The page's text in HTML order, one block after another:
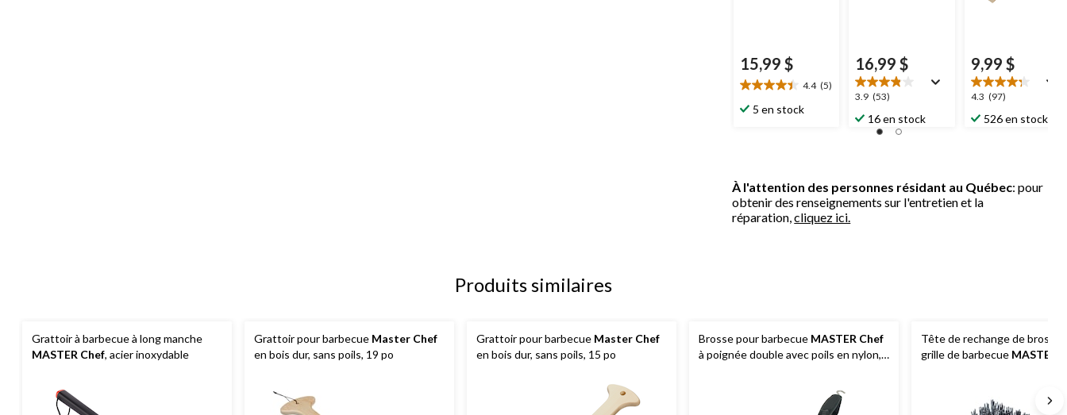
15,99 $
4.4 (5)
4.4
étoile(s)
5 en stock
16,99 $
3.9 (53)
3.9
étoile(s)
sur
16 en stock
9,99 $
4.3 (97)
4.3
étoile(s)
sur
526 en stock
À l'attention des personnes résidant au Québec: pour
obtenir des renseignements sur l'entretien et la
réparation,cliquez ici.
Produits similaires
Grattoir à barbecue à long manche
MASTER Chef, acier inoxydable
Grattoir pour barbecue Master Chef
en bois dur, sans poils, 19 po
Grattoir pour barbecue Master Chef
en bois dur, sans poils, 15 po
Brosse pour barbecue MASTER Chef
à poignée double avec poils en nylon,
Tête de rechange de brosse
grille de barbecue MASTER